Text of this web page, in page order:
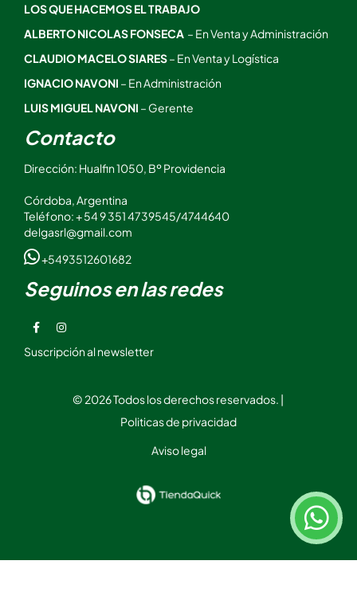
LOS QUE HACEMOS EL TRABAJO
ALBERTO NICOLAS FONSECA – En Venta y Administración
CLAUDIO MACELO SIARES– En Venta y Logística
IGNACIO NAVONI – En Administración
LUIS MIGUEL NAVONI – Gerente
Contacto
Dirección: Hualfin 1050, Bº Providencia
Córdoba, Argentina
Teléfono: + 54 9 351 4739545/4744640
delgasrl@gmail.com
+5493512601682
Seguinos en las redes
Suscripción al newsletter
© 2026 Todos los derechos reservados. |
Politicas de privacidad
Aviso legal